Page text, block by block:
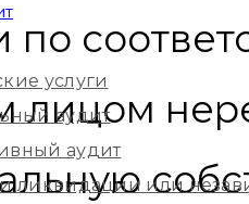
услуги
аудит
аудит
ликвидации или
по
лицом